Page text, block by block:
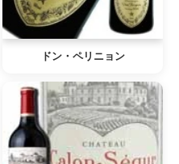
ドン・ペリニョン